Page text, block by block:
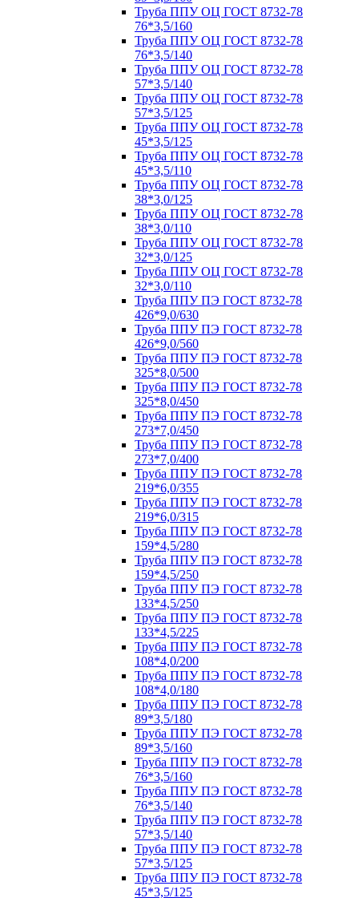
Труба ППУ ОЦ ГОСТ 8732-78
76*3,5/160
Труба ППУ ОЦ ГОСТ 8732-78
76*3,5/140
Труба ППУ ОЦ ГОСТ 8732-78
57*3,5/140
Труба ППУ ОЦ ГОСТ 8732-78
57*3,5/125
Труба ППУ ОЦ ГОСТ 8732-78
45*3,5/125
Труба ППУ ОЦ ГОСТ 8732-78
45*3,5/110
Труба ППУ ОЦ ГОСТ 8732-78
38*3,0/125
Труба ППУ ОЦ ГОСТ 8732-78
38*3,0/110
Труба ППУ ОЦ ГОСТ 8732-78
32*3,0/125
Труба ППУ ОЦ ГОСТ 8732-78
32*3,0/110
Труба ППУ ПЭ ГОСТ 8732-78
426*9,0/630
Труба ППУ ПЭ ГОСТ 8732-78
426*9,0/560
Труба ППУ ПЭ ГОСТ 8732-78
325*8,0/500
Труба ППУ ПЭ ГОСТ 8732-78
325*8,0/450
Труба ППУ ПЭ ГОСТ 8732-78
273*7,0/450
Труба ППУ ПЭ ГОСТ 8732-78
273*7,0/400
Труба ППУ ПЭ ГОСТ 8732-78
219*6,0/355
Труба ППУ ПЭ ГОСТ 8732-78
219*6,0/315
Труба ППУ ПЭ ГОСТ 8732-78
159*4,5/280
Труба ППУ ПЭ ГОСТ 8732-78
159*4,5/250
Труба ППУ ПЭ ГОСТ 8732-78
133*4,5/250
Труба ППУ ПЭ ГОСТ 8732-78
133*4,5/225
Труба ППУ ПЭ ГОСТ 8732-78
108*4,0/200
Труба ППУ ПЭ ГОСТ 8732-78
108*4,0/180
Труба ППУ ПЭ ГОСТ 8732-78
89*3,5/180
Труба ППУ ПЭ ГОСТ 8732-78
89*3,5/160
Труба ППУ ПЭ ГОСТ 8732-78
76*3,5/160
Труба ППУ ПЭ ГОСТ 8732-78
76*3,5/140
Труба ППУ ПЭ ГОСТ 8732-78
57*3,5/140
Труба ППУ ПЭ ГОСТ 8732-78
57*3,5/125
Труба ППУ ПЭ ГОСТ 8732-78
45*3,5/125